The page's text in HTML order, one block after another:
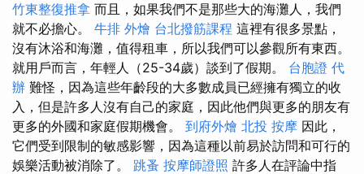
竹東整復推拿 而且，如果我們不是那些大的海灘人，我們
就不必擔心。 牛排 外燴 台北撥筋課程 這裡有很多景點，
沒有沐浴和海灘，值得租車，所以我們可以參觀所有東西。
就用戶而言，年輕人（25​​-34歲）談到了假期。 台胞證 代
辦 難怪，因為這些年齡段的大多數成員已經擁有獨立的收
入，但是許多人沒有自己的家庭，因此他們與更多的朋友有
更多的外國和家庭假期機會。 到府外燴 北投 按摩 因此，
它們受到限制的敏感影響，因為這種以前易於訪問和可行的
娛樂活動被消除了。 跳蚤 按摩師證照 許多人在評論中指